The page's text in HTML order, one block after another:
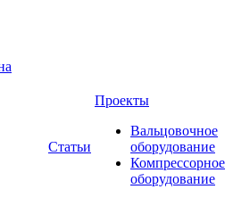
Статьи
Проекты
Вальцовочное
оборудование
Компрессорное
оборудование